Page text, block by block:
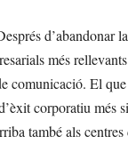
més
comunicació. El
corporatiu
també als